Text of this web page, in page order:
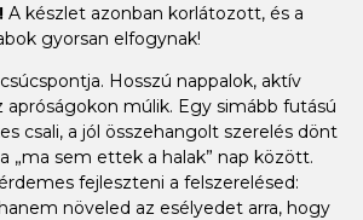
A készlet azonban korlátozott, és a
gyorsan elfogynak!
Hosszú nappalok, aktív
apróságokon múlik. Egy simább futású
csali, a jól összehangolt szerelés dönt
„ma sem ettek a halak” nap között.
fejleszteni a felszerelésed:
növeled az esélyedet arra, hogy